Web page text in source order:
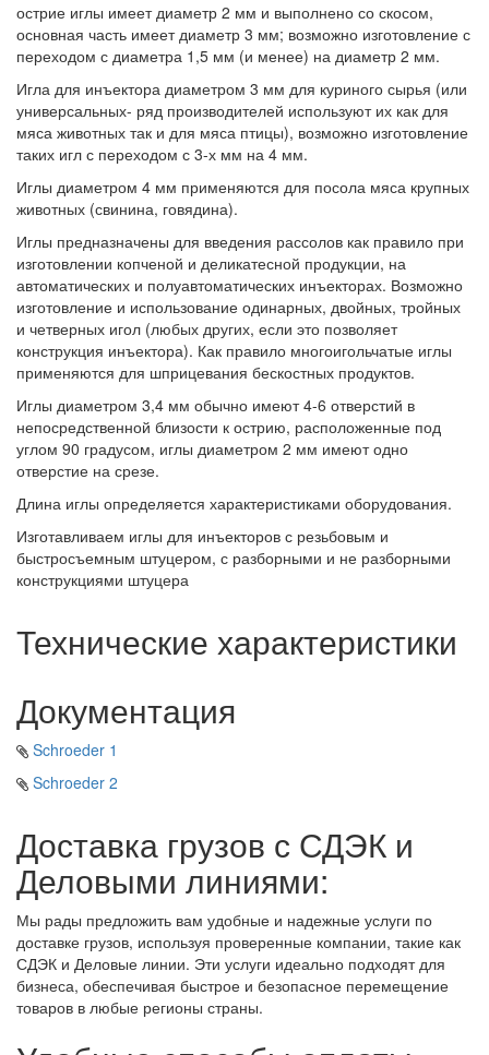
острие иглы имеет диаметр 2 мм и выполнено со скосом,
основная часть имеет диаметр 3 мм; возможно изготовление с
переходом с диаметра 1,5 мм (и менее) на диаметр 2 мм.
Игла для инъектора диаметром 3 мм для куриного сырья (или
универсальных- ряд производителей используют их как для
мяса животных так и для мяса птицы), возможно изготовление
таких игл с переходом с 3-х мм на 4 мм.
Иглы диаметром 4 мм применяются для посола мяса крупных
животных (свинина, говядина).
Иглы предназначены для введения рассолов как правило при
изготовлении копченой и деликатесной продукции, на
автоматических и полуавтоматических инъекторах. Возможно
изготовление и использование одинарных, двойных, тройных
и четверных игол (любых других, если это позволяет
конструкция инъектора). Как правило многоигольчатые иглы
применяются для шприцевания бескостных продуктов.
Иглы диаметром 3,4 мм обычно имеют 4-6 отверстий в
непосредственной близости к острию, расположенные под
углом 90 градусом, иглы диаметром 2 мм имеют одно
отверстие на срезе.
Длина иглы определяется характеристиками оборудования.
Изготавливаем иглы для инъекторов с резьбовым и
быстросъемным штуцером, с разборными и не разборными
конструкциями штуцера
Технические характеристики
Документация
Schroeder 1
Schroeder 2
Доставка грузов с СДЭК и
Деловыми линиями:
Мы рады предложить вам удобные и надежные услуги по
доставке грузов, используя проверенные компании, такие как
СДЭК и Деловые линии. Эти услуги идеально подходят для
бизнеса, обеспечивая быстрое и безопасное перемещение
товаров в любые регионы страны.